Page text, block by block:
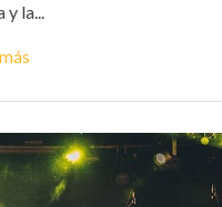
y la...